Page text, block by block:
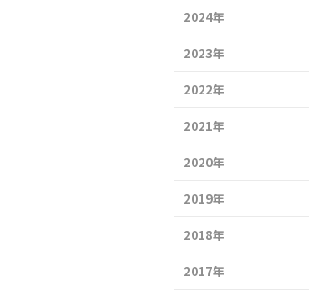
2024年
2023年
2022年
2021年
2020年
2019年
2018年
2017年